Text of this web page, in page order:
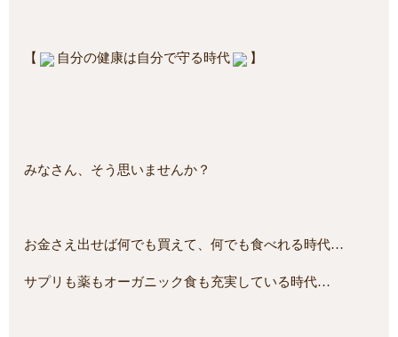
【 自分の健康は自分で守る時代 】
みなさん、そう思いませんか？
お金さえ出せば何でも買えて、何でも食べれる時代…
サプリも薬もオーガニック食も充実している時代…